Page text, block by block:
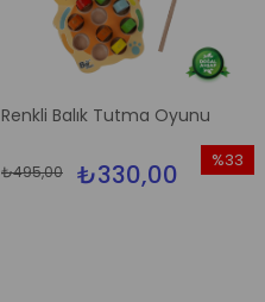
Renkli Balık Tutma Oyunu
₺330,00
₺495,00
%33